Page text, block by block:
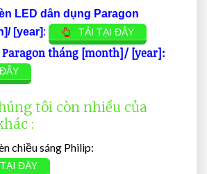
LED dân dụng Paragon
[year]: TẢI TẠI ĐÂY
Paragon tháng [month]/ [year]:
tôi còn nhiều của
:
chiều sáng Philip:
ĐÂY